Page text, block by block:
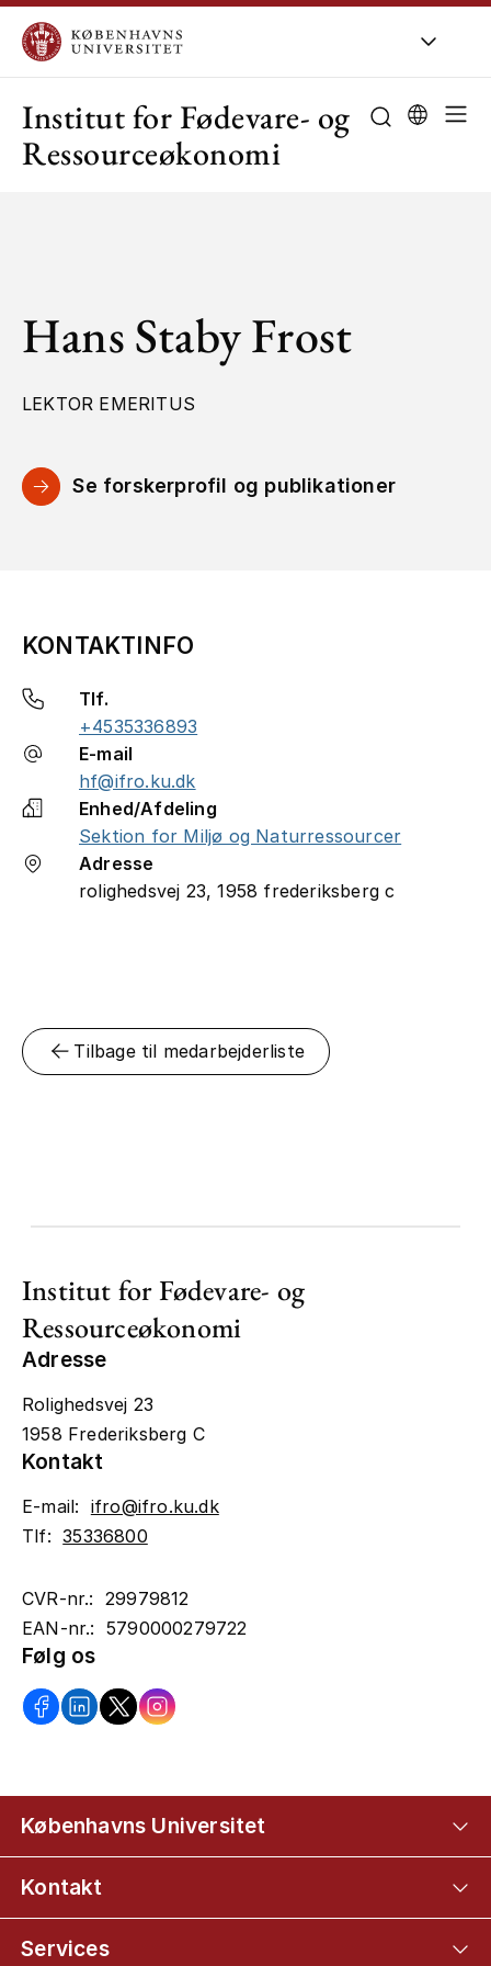
Institut for Fødevare- og
Ressourceøkonomi
Hans Staby Frost
LEKTOR EMERITUS
Se forskerprofil og publikationer
KONTAKTINFO
Tlf.
+4535336893
E-mail
hf@ifro.ku.dk
Enhed/Afdeling
Sektion for Miljø og Naturressourcer
Adresse
rolighedsvej 23, 1958 frederiksberg c
Tilbage til medarbejderliste
Institut for Fødevare- og
Ressourceøkonomi
Adresse
Rolighedsvej 23
1958 Frederiksberg C
Kontakt
E-mail: ifro@ifro.ku.dk
Tlf:35336800
CVR-nr.: 29979812
EAN-nr.: 5790000279722
Følg os
Københavns Universitet
Kontakt
Services
Om KU